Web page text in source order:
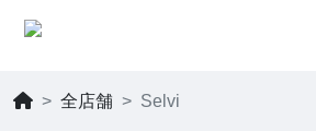
全店舗 Selvi